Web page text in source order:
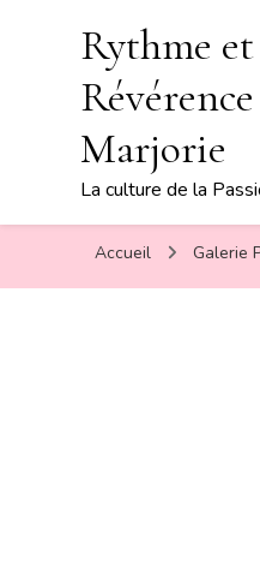
Rythme et
Marjorie
La culture de la
Accueil Galerie